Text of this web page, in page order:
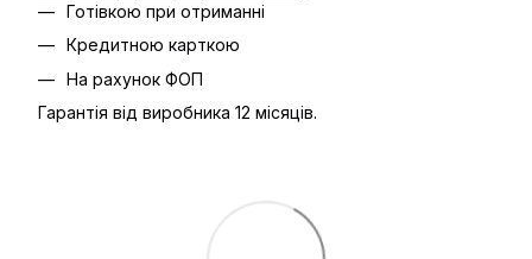
Готівкою при отриманні
Кредитною карткою
На рахунок ФОП
Гарантія від виробника 12 місяців.